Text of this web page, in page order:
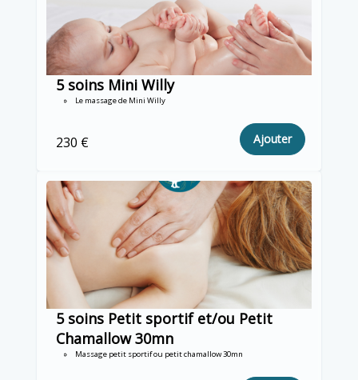
5 soins Mini Willy
Le massage de Mini Willy
230 € Ajouter
5 soins Petit sportif et/ou Petit
Chamallow 30mn
Massage petit sportif ou petit chamallow 30mn